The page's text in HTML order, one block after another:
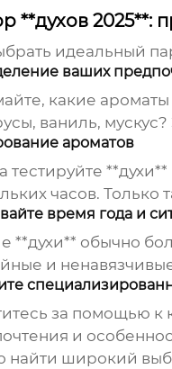
**духов 2025**:
идеальный
ваших
какие
ваниль,
ароматов
тестируйте
часов. Только
время года и
**духи** обычно
и
за помощью к
и
найти широкий